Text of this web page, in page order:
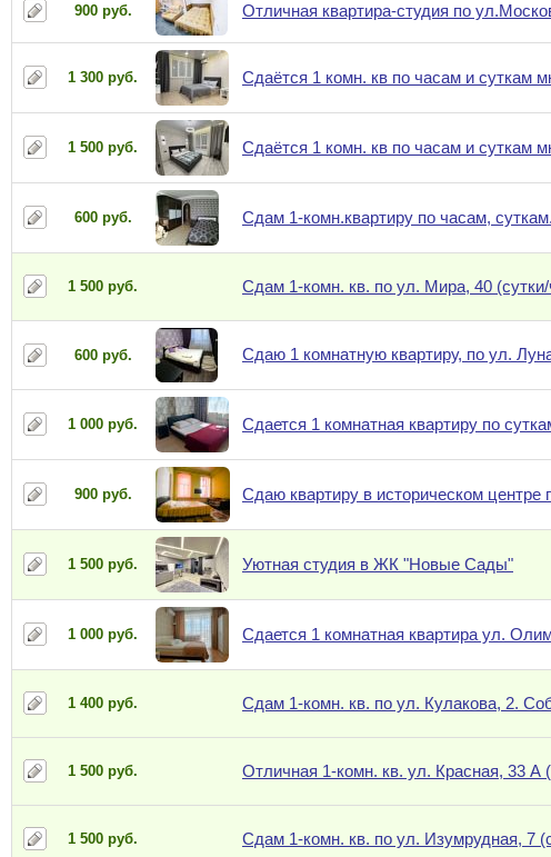
900 руб. Отличная квартира-студия по
1 300 руб. Сдаётся 1 комн. кв по часам и суткам
1 500 руб. Сдаётся 1 комн. кв по часам и суткам
600 руб. Сдам 1-комн.квартиру по часам,
1 500 руб. Сдам 1-комн. кв. по ул. Мира, 40
600 руб. Сдаю 1 комнатную квартиру, по ул.
1 000 руб. Сдается 1 комнатная квартиру по
900 руб. Сдаю квартиру в историческом центре
1 500 руб. Уютная студия в ЖК "Новые Сады"
1 000 руб. Сдается 1 комнатная квартира ул.
1 400 руб. Сдам 1-комн. кв. по ул. Кулакова, 2.
1 500 руб. Отличная 1-комн. кв. ул. Красная, 33 А
1 500 руб. Сдам 1-комн. кв. по ул. Изумрудная, 7